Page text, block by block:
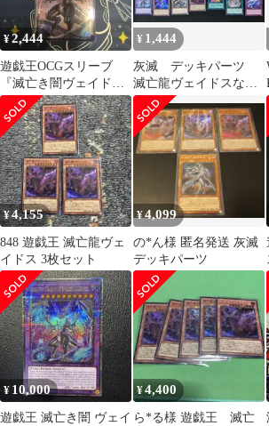
¥2,444
遊戯王OCGスリーブ
『滅亡き闇ヴェイド
ス』100枚入り
¥ 1,444
灰滅 デッキパーツ
滅亡龍ヴェイドスな
ど まとめ売り 遊戯
王
¥4,155
848 遊戯王 滅亡龍ヴェ
イドス 3枚セット
¥4,099
の*ん様 匿名発送 灰滅
デッキパーツ
¥ 10,000
遊戯王 滅亡き闇 ヴェイ
¥4,400
ら*る様 遊戯王 滅亡